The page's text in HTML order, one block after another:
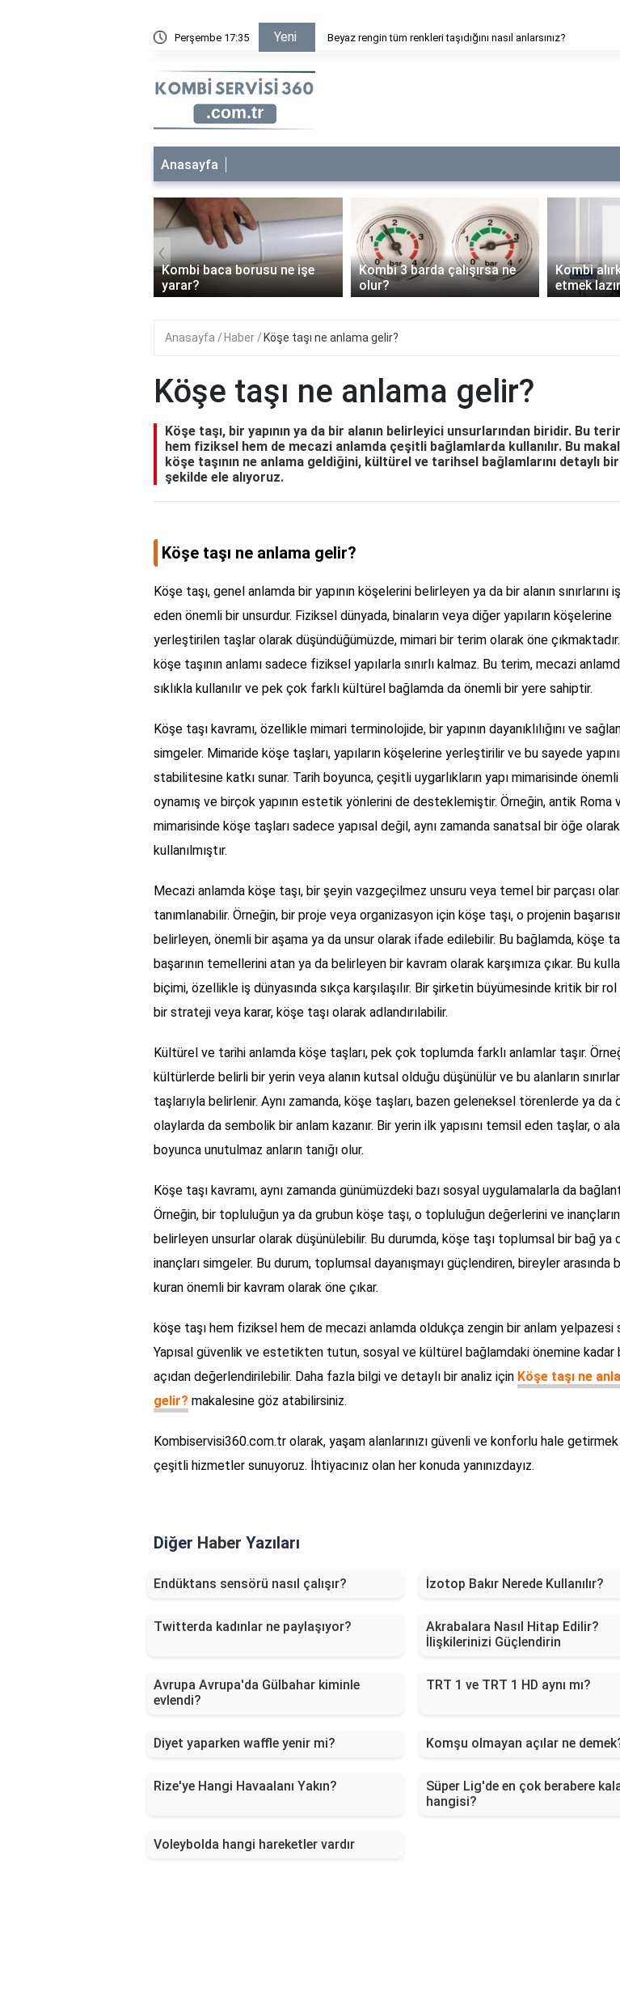
Perşembe 17:35 Yeni Beyaz rengin tüm renkleri taşıdığını nasıl anlarsınız?
Anasayfa
Kombi baca borusu ne işe
yarar?
Kombi 3 barda çalışırsa ne
olur?
Kombi
etmek
‹
Anasayfa Haber Köşe taşı ne anlama gelir?
Köşe taşı ne anlama gelir?
Köşe taşı, bir yapının ya da bir alanın belirleyici unsurlarından biridir. Bu
hem fiziksel hem de mecazi anlamda çeşitli bağlamlarda kullanılır. Bu
köşe taşının ne anlama geldiğini, kültürel ve tarihsel bağlamlarını detaylı bir
şekilde ele alıyoruz.
Köşe taşı ne anlama gelir?
Köşe taşı, genel anlamda bir yapının köşelerini belirleyen ya da bir alanın sınırlarını
eden önemli bir unsurdur. Fiziksel dünyada, binaların veya diğer yapıların köşelerine
yerleştirilen taşlar olarak düşündüğümüzde, mimari bir terim olarak öne
köşe taşının anlamı sadece fiziksel yapılarla sınırlı kalmaz. Bu terim, mecazi
sıklıkla kullanılır ve pek çok farklı kültürel bağlamda da önemli bir yere sahiptir.
Köşe taşı kavramı, özellikle mimari terminolojide, bir yapının dayanıklılığını ve
simgeler. Mimaride köşe taşları, yapıların köşelerine yerleştirilir ve bu sayede
stabilitesine katkı sunar. Tarih boyunca, çeşitli uygarlıkların yapı mimarisinde önemli
oynamış ve birçok yapının estetik yönlerini de desteklemiştir. Örneğin, antik Roma
mimarisinde köşe taşları sadece yapısal değil, aynı zamanda sanatsal bir öğe
kullanılmıştır.
Mecazi anlamda köşe taşı, bir şeyin vazgeçilmez unsuru veya temel bir parçası
tanımlanabilir. Örneğin, bir proje veya organizasyon için köşe taşı, o projenin
belirleyen, önemli bir aşama ya da unsur olarak ifade edilebilir. Bu bağlamda, köşe
başarının temellerini atan ya da belirleyen bir kavram olarak karşımıza çıkar. Bu
biçimi, özellikle iş dünyasında sıkça karşılaşılır. Bir şirketin büyümesinde kritik bir
bir strateji veya karar, köşe taşı olarak adlandırılabilir.
Kültürel ve tarihi anlamda köşe taşları, pek çok toplumda farklı anlamlar taşır.
kültürlerde belirli bir yerin veya alanın kutsal olduğu düşünülür ve bu alanların
taşlarıyla belirlenir. Aynı zamanda, köşe taşları, bazen geleneksel törenlerde ya da
olaylarda da sembolik bir anlam kazanır. Bir yerin ilk yapısını temsil eden taşlar, o
boyunca unutulmaz anların tanığı olur.
Köşe taşı kavramı, aynı zamanda günümüzdeki bazı sosyal uygulamalarla da
Örneğin, bir topluluğun ya da grubun köşe taşı, o topluluğun değerlerini ve
belirleyen unsurlar olarak düşünülebilir. Bu durumda, köşe taşı toplumsal bir bağ ya
inançları simgeler. Bu durum, toplumsal dayanışmayı güçlendiren, bireyler arasında
kuran önemli bir kavram olarak öne çıkar.
köşe taşı hem fiziksel hem de mecazi anlamda oldukça zengin bir anlam yelpazesi
Yapısal güvenlik ve estetikten tutun, sosyal ve kültürel bağlamdaki önemine kadar
açıdan değerlendirilebilir. Daha fazla bilgi ve detaylı bir analiz için Köşe taşı ne
gelir? makalesine göz atabilirsiniz.
Kombiservisi360.com.tr olarak, yaşam alanlarınızı güvenli ve konforlu hale
çeşitli hizmetler sunuyoruz. İhtiyacınız olan her konuda yanınızdayız.
Diğer Haber Yazıları
Endüktans sensörü nasıl çalışır? İzotop Bakır Nerede Kullanılır?
Twitterda kadınlar ne paylaşıyor?
Akrabalara Nasıl Hitap Edilir?
İlişkilerinizi Güçlendirin
Avrupa Avrupa'da Gülbahar kiminle
evlendi?
TRT 1 ve TRT 1 HD aynı mı?
Diyet yaparken waffle yenir mi? Komşu olmayan açılar ne
Rize'ye Hangi Havaalanı Yakın?
Süper Lig'de en çok berabere
hangisi?
Voleybolda hangi hareketler vardır